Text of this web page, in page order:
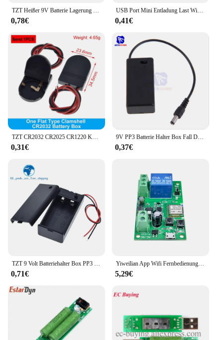
TZT Heißer 9V Batterie Lagerung Fall Kunststoff Box Halter Mit Anschlüsse EIN/AUS Schalter DEC22 DIY
0,78€
USB Port Mini Entladung Last Widerstand Digitale Strom Spannung Meter Tester 2A/1A Mit Schalter 1A Grüne Led / 2A Rote Led
0,41€
TZT CR2032 CR2025 CR1220 Knopfzellenbatterie Sockel Halter Fall Abdeckung mit EIN-AUS-Schalter 3V 6V Batterie Aufbewahrungsbox
0,31€
9V PP3 Batterie Halter Box Fall Draht Blei AUF/OFF Schalter Abdeckung mit DC 2,1mm Stecker
0,37€
TZT 9 Volt Batteriehalter Box PP3 9 V Batteriegehäuse Clip mit EIN/AUS-Schalter Drahtbletabdeckung für 6F22 DIY kleine Hobboprojekte
0,71€
Yiweilian App Wifi Fernbedienung Relais Schalter Modul unterstützt 433MHz Fernbedienung automatische Verriegelung drahtlose Verzögerung Smart Home
5,29€